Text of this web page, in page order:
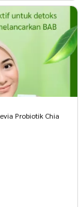
Probiotik Chia